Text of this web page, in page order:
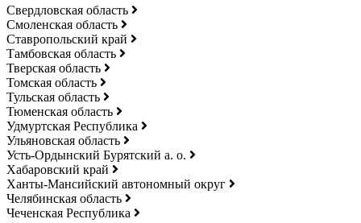
Свердловская область
Смоленская область
Ставропольский край
Тамбовская область
Тверская область
Томская область
Тульская область
Тюменская область
Удмуртская Республика
Ульяновская область
Усть-Ордынский Бурятский а. о.
Хабаровский край
Ханты-Мансийский автономный округ
Челябинская область
Чеченская Республика